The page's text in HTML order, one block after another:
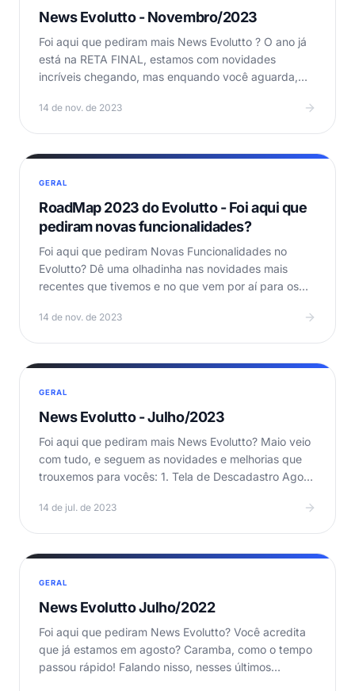
News Evolutto - Novembro/2023
Foi aqui que pediram mais News Evolutto ? O ano já
está na RETA FINAL, estamos com novidades
incríveis chegando, mas enquando você aguarda,
14 de nov. de 2023
GERAL
RoadMap 2023 do Evolutto - Foi aqui que
pediram novas funcionalidades?
Foi aqui que pediram Novas Funcionalidades no
Evolutto? Dê uma olhadinha nas novidades mais
recentes que tivemos e no que vem por aí para os
14 de nov. de 2023
GERAL
News Evolutto - Julho/2023
Foi aqui que pediram mais News Evolutto? Maio veio
com tudo, e seguem as novidades e melhorias que
trouxemos para vocês: 1. Tela de Descadastro Agora
14 de jul. de 2023
GERAL
News Evolutto Julho/2022
Foi aqui que pediram News Evolutto? Você acredita
que já estamos em agosto? Caramba, como o tempo
passou rápido! Falando nisso, nesses últimos